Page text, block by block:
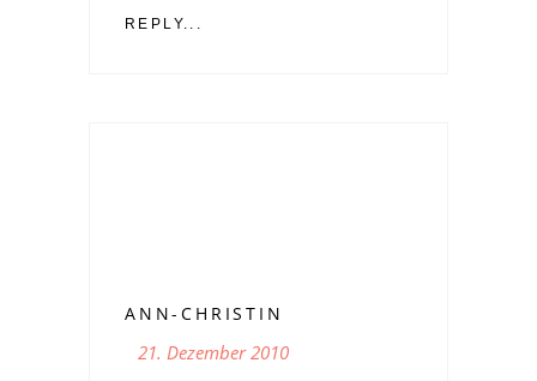
REPLY...
ANN-CHRISTIN
21. Dezember 2010